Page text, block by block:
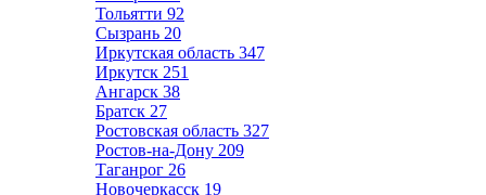
Тольятти 92
Сызрань 20
Иркутская область 347
Иркутск 251
Ангарск 38
Братск 27
Ростовская область 327
Ростов-на-Дону 209
Таганрог 26
Новочеркасск 19